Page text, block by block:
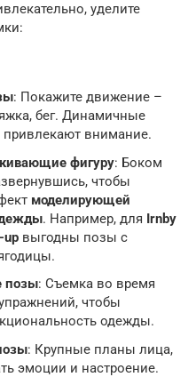
уделите
: Покажите движение –
бег. Динамичные
привлекают внимание.
фигуру: Боком
чтобы
моделирующей
. Например, для Irnby
up выгодны позы с
позы: Съемка во время
чтобы
одежды.
: Крупные планы лица,
эмоции и настроение.